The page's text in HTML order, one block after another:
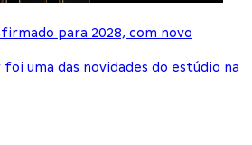
para 2028, com novo
uma das novidades do estúdio na